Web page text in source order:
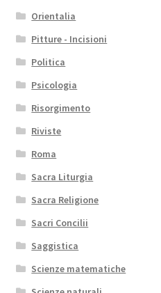
Orientalia
Pitture - Incisioni
Politica
Psicologia
Risorgimento
Riviste
Roma
Sacra Liturgia
Sacra Religione
Sacri Concilii
Saggistica
Scienze matematiche